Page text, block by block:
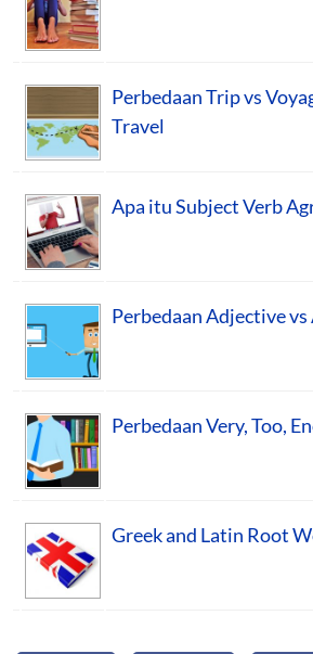
Perbedaan Trip vs
Travel
Apa itu Subject Verb
Perbedaan Adjective
Perbedaan Very, Too,
Greek and Latin Root